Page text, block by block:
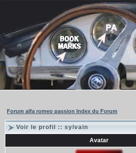
Forum alfa romeo passion Index du Forum
Voir le profil :: sylvain
Avatar